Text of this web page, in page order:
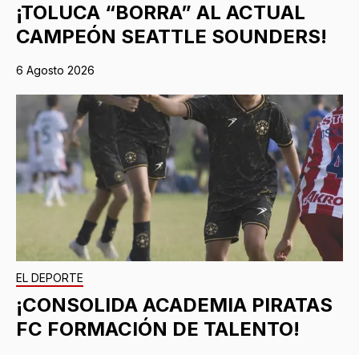
¡TOLUCA “BORRA” AL ACTUAL
CAMPEÓN SEATTLE SOUNDERS!
6 Agosto 2026
EL DEPORTE
¡CONSOLIDA ACADEMIA PIRATAS
FC FORMACIÓN DE TALENTO!